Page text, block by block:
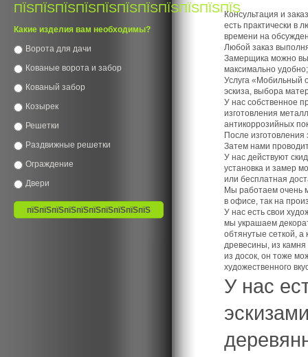
ПЇЅПЇЅПЇЅПЇЅПЇЅПЇЅПЇЅПЇЅПЇЅПЇЅПЇЅ
Какие изделия вам необходимы?
Ворота для дачи
Кованые ворота и забор
Кованый забор
Козырек
Решетки
Раздвижные решетки
Ограждение
Двери
Консультация и
есть практически в
времени на
Любой заказ
Замерщика можно
максимально удобно;
Услуга «Мобильный
эскиза, выбора
У нас собственное
изготовления
антикоррозийных
После
Затем нами
У нас действуют
установка и замер
или бесплатная
Мы работаем очень
в офисе, так на
У нас есть свои
мы украшаем
обтянутые сеткой, а
древесины, из
из досок, он тоже
художественного
У нас